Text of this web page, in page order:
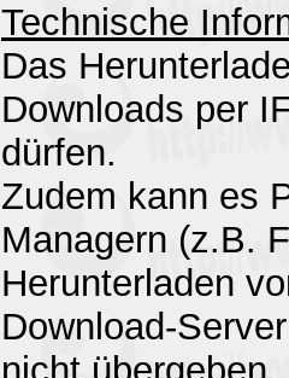
Technische
Das
Downloads per
dürfen.
Zudem kann es
Managern (z.B.
Herunterladen
Download-